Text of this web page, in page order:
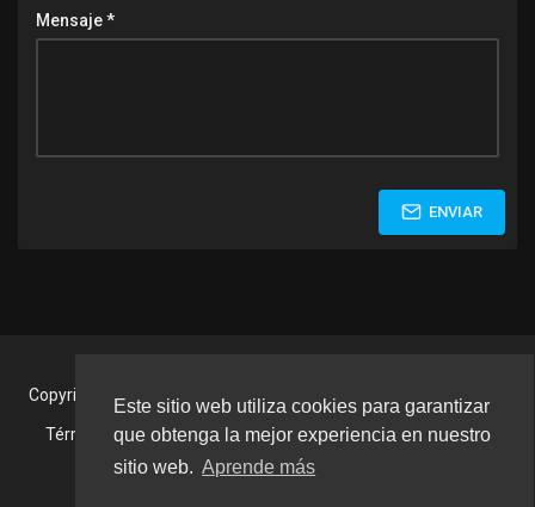
Este sitio web utiliza cookies para garantizar
que obtenga la mejor experiencia en nuestro
sitio web. Aprende más
Mensaje *
ENVIAR
Copyright © 2026 Tu Musica Tv. Todos los derechos reservados.
Términos de Uso Política de privacidad
Sobre nosotros
Contáctenos